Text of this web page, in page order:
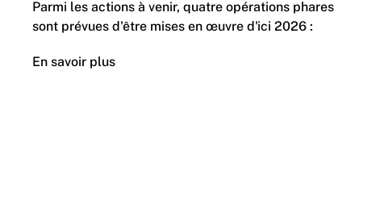
Parmi les actions à venir, quatre opérations phares
sont prévues d'être mises en œuvre d'ici 2026 :
En savoir plus